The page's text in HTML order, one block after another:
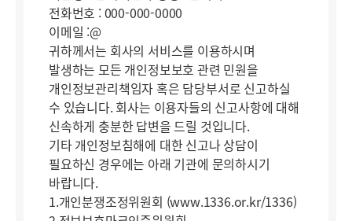
전화번호 : 000-000-0000
이메일 :@
귀하께서는 회사의 서비스를 이용하시며
발생하는 모든 개인정보보호 관련 민원을
개인정보관리책임자 혹은 담당부서로 신고하실
수 있습니다. 회사는 이용자들의 신고사항에 대해
신속하게 충분한 답변을 드릴 것입니다.
기타 개인정보침해에 대한 신고나 상담이
필요하신 경우에는 아래 기관에 문의하시기
바랍니다.
1.개인분쟁조정위원회 (www.1336.or.kr/1336)